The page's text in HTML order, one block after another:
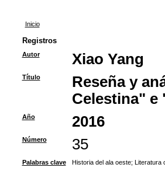
Inicio
Registros
Autor Xiao Yang
Título
Reseña y
Celestina" e
Año 2016
Número 35
Palabras clave Historia del ala oeste; Literatura